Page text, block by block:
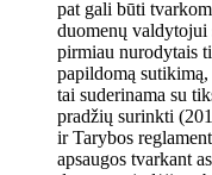
pat gali būti
duomenų
pirmiau nurodytais
papildomą
tai suderinama su
pradžių surinkti
ir Tarybos
apsaugos tvarkant